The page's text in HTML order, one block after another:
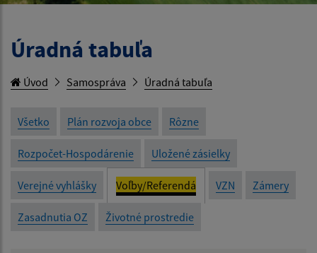
Úradná tabuľa
Úvod Samospráva Úradná tabuľa
Všetko Plán rozvoja obce Rôzne
Rozpočet-Hospodárenie Uložené zásielky
Verejné vyhlášky Voľby/Referendá VZN Zámery
Zasadnutia OZ Životné prostredie